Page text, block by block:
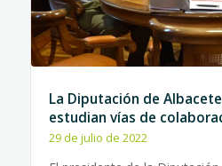
La Diputación de Albacete
estudian vías de
29 de julio de 2022